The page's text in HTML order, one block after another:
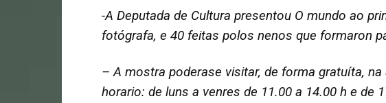
-A Deputada de Cultura presentou O mundo ao
fotógrafa, e 40 feitas polos nenos que formaron
– A mostra poderase visitar, de forma gratuíta,
horario: de luns a venres de 11.00 a 14.00 h e de